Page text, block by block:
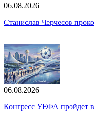
06.08.2026
Станислав Черчесов
06.08.2026
Конгресс УЕФА пройдет в